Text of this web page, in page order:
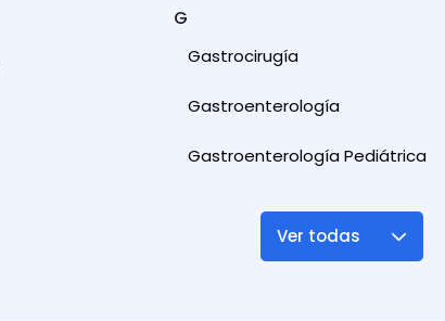
G
Gastrocirugía
Gastroenterología
Gastroenterología Pediátrica
Ver todas